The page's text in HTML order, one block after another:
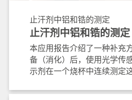
止汗剂中铝和锆的测定
止汗剂中铝和锆的测定
本应用报告介绍了一种补充
备（消化）后，使用光学传
示剂在一个烧杯中连续测定